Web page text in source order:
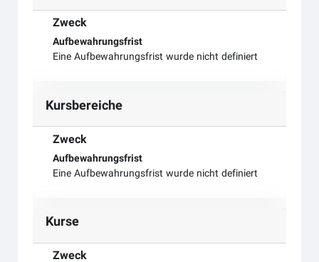
Zweck
Aufbewahrungsfrist
Eine Aufbewahrungsfrist wurde nicht definiert
Kursbereiche
Zweck
Aufbewahrungsfrist
Eine Aufbewahrungsfrist wurde nicht definiert
Kurse
Zweck